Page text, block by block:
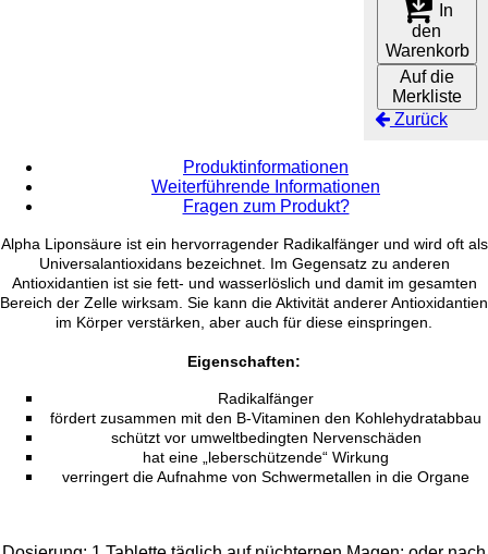
In
den
Warenkorb
Auf die
Merkliste
Zurück
Produktinformationen
Weiterführende Informationen
Fragen zum Produkt?
Alpha Liponsäure ist ein hervorragender Radikalfänger und wird oft als
Universalantioxidans bezeichnet. Im Gegensatz zu anderen
Antioxidantien ist sie fett- und wasserlöslich und damit im gesamten
Bereich der Zelle wirksam. Sie kann die Aktivität anderer Antioxidantien
im Körper verstärken, aber auch für diese einspringen.
Eigenschaften:
Radikalfänger
fördert zusammen mit den B-Vitaminen den Kohlehydratabbau
schützt vor umweltbedingten Nervenschäden
hat eine „leberschützende“ Wirkung
verringert die Aufnahme von Schwermetallen in die Organe